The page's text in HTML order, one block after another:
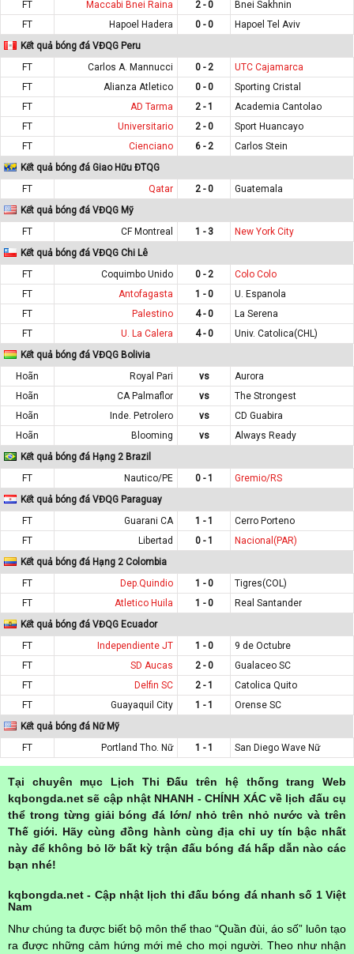
FT Maccabi Bnei Raina 2 - 0
Bnei Sakhnin
FT
Hapoel Hadera 0 - 0
Hapoel Tel Aviv
Kết quả bóng đá VĐQG Peru
FT
Carlos A. Mannucci 0 - 2
UTC Cajamarca
FT
Alianza Atletico 0 - 0
Sporting Cristal
FT
AD Tarma 2 - 1
Academia Cantolao
FT
Universitario 2 - 0
Sport Huancayo
FT
Cienciano 6 - 2
Carlos Stein
Kết quả bóng đá Giao Hữu ĐTQG
FT
Qatar 2 - 0
Guatemala
Kết quả bóng đá VĐQG Mỹ
FT
CF Montreal 1 - 3
New York City
Kết quả bóng đá VĐQG Chi Lê
FT
Coquimbo Unido 0 - 2
Colo Colo
FT
Antofagasta 1 - 0
U. Espanola
FT
Palestino 4 - 0
La Serena
FT
U. La Calera 4 - 0
Univ. Catolica(CHL)
Kết quả bóng đá VĐQG Bolivia
Hoãn
Royal Pari vs
Aurora
Hoãn
CA Palmaflor vs
The Strongest
Hoãn
Inde. Petrolero vs
CD Guabira
Hoãn
Blooming vs
Always Ready
Kết quả bóng đá Hạng 2 Brazil
FT
Nautico/PE 0 - 1
Gremio/RS
Kết quả bóng đá VĐQG Paraguay
FT
Guarani CA 1 - 1
Cerro Porteno
FT
Libertad 0 - 1
Nacional(PAR)
Kết quả bóng đá Hạng 2 Colombia
FT
Dep.Quindio 1 - 0
Tigres(COL)
FT
Atletico Huila 1 - 0
Real Santander
Kết quả bóng đá VĐQG Ecuador
FT
Independiente JT 1 - 0
9 de Octubre
FT
SD Aucas 2 - 0
Gualaceo SC
FT
Delfin SC 2 - 1
Catolica Quito
FT
Guayaquil City 1 - 1
Orense SC
Kết quả bóng đá Nữ Mỹ
FT
Portland Tho. Nữ 1 - 1 San Diego Wave Nữ
Tại chuyên mục Lịch Thi Đấu trên hệ thống trang Web
kqbongda.net sẽ cập nhật NHANH - CHÍNH XÁC về lịch đấu cụ
thể trong từng giải bóng đá lớn/ nhỏ trên nhỏ nước và trên
Thế giới. Hãy cùng đồng hành cùng địa chỉ uy tín bậc nhất
này để không bỏ lỡ bất kỳ trận đấu bóng đá hấp dẫn nào các
bạn nhé!
kqbongda.net - Cập nhật lịch thi đấu bóng đá nhanh số 1 Việt
Nam
Như chúng ta được biết bộ môn thể thao “Quần đùi, áo số” luôn tạo
ra được những cảm hứng mới mẻ cho mọi người. Theo như nhận